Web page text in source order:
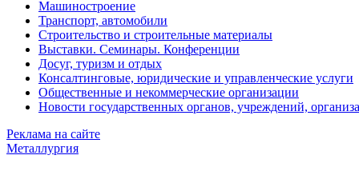
Машиностроение
Транспорт, автомобили
Строительство и строительные материалы
Выставки. Семинары. Конференции
Досуг, туризм и отдых
Консалтинговые, юридические и управленческие услуги
Общественные и некоммерческие организации
Новости государственных органов, учреждений,
Реклама на сайте
Металлургия